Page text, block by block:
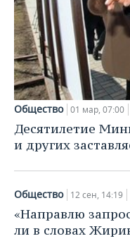
Общество 01 мар, 07:00
Десятилетие
и других
Общество 12 сен, 14:19
«Направлю
ли в словах